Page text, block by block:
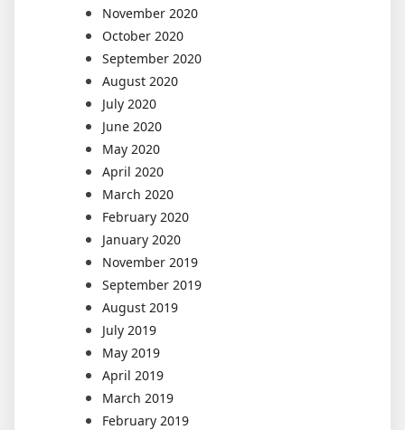
November 2020
October 2020
September 2020
August 2020
July 2020
June 2020
May 2020
April 2020
March 2020
February 2020
January 2020
November 2019
September 2019
August 2019
July 2019
May 2019
April 2019
March 2019
February 2019